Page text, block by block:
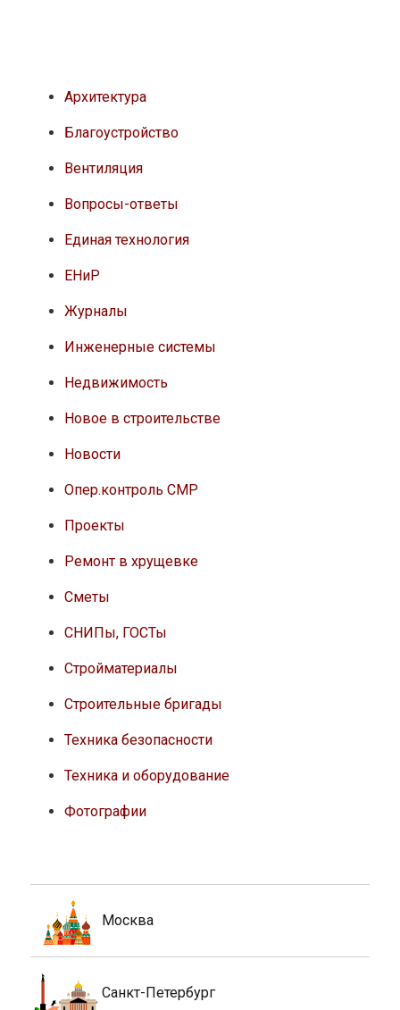
Архитектура
Благоустройство
Вентиляция
Вопросы-ответы
Единая технология
ЕНиР
Журналы
Инженерные системы
Недвижимость
Новое в строительстве
Новости
Опер.контроль СМР
Проекты
Ремонт в хрущевке
Сметы
СНИПы, ГОСТы
Стройматериалы
Строительные бригады
Техника безопасности
Техника и оборудование
Фотографии
Москва
Санкт-Петербург